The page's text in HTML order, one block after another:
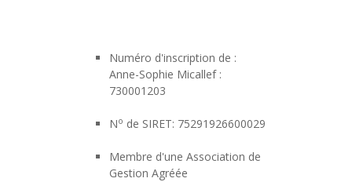
Numéro d'inscription de :
Anne-Sophie Micallef :
730001203
No de SIRET: 75291926600029
Membre d'une Association de
Gestion Agréée